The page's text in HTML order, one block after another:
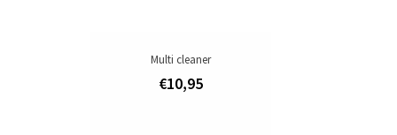
Multi cleaner
€10,95